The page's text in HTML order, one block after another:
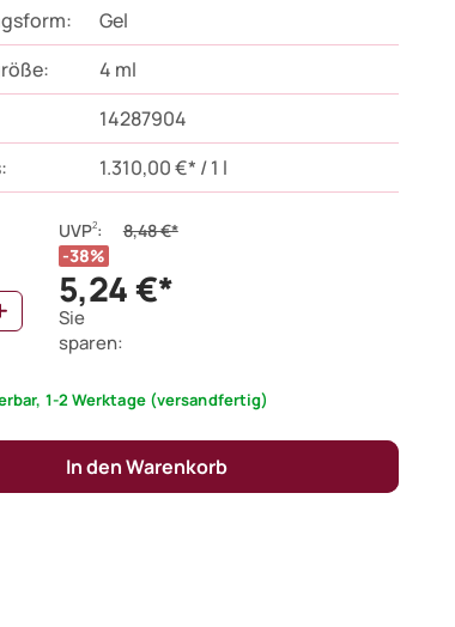
Gel
4 ml
14287904
1.310,00 €* / 1 l
UVP2: 8,48 €*
5,24 €*
Sie
sparen:
38%
1-2 Werktage (versandfertig)
In den Warenkorb